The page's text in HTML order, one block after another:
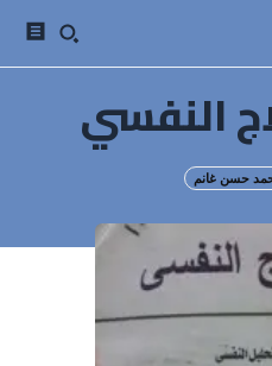
النفسي
حسن غانم